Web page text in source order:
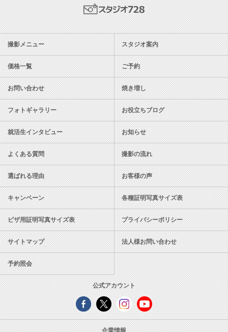
スタジオ728
撮影メニュー スタジオ案内
価格一覧 ご予約
お問い合わせ 焼き増し
フォトギャラリー お役立ちブログ
就活生インタビュー お知らせ
よくある質問 撮影の流れ
選ばれる理由 お客様の声
キャンペーン 各種証明写真サイズ表
ビザ用証明写真サイズ表 プライバシーポリシー
サイトマップ 法人様お問い合わせ
予約照会
公式アカウント
企業情報